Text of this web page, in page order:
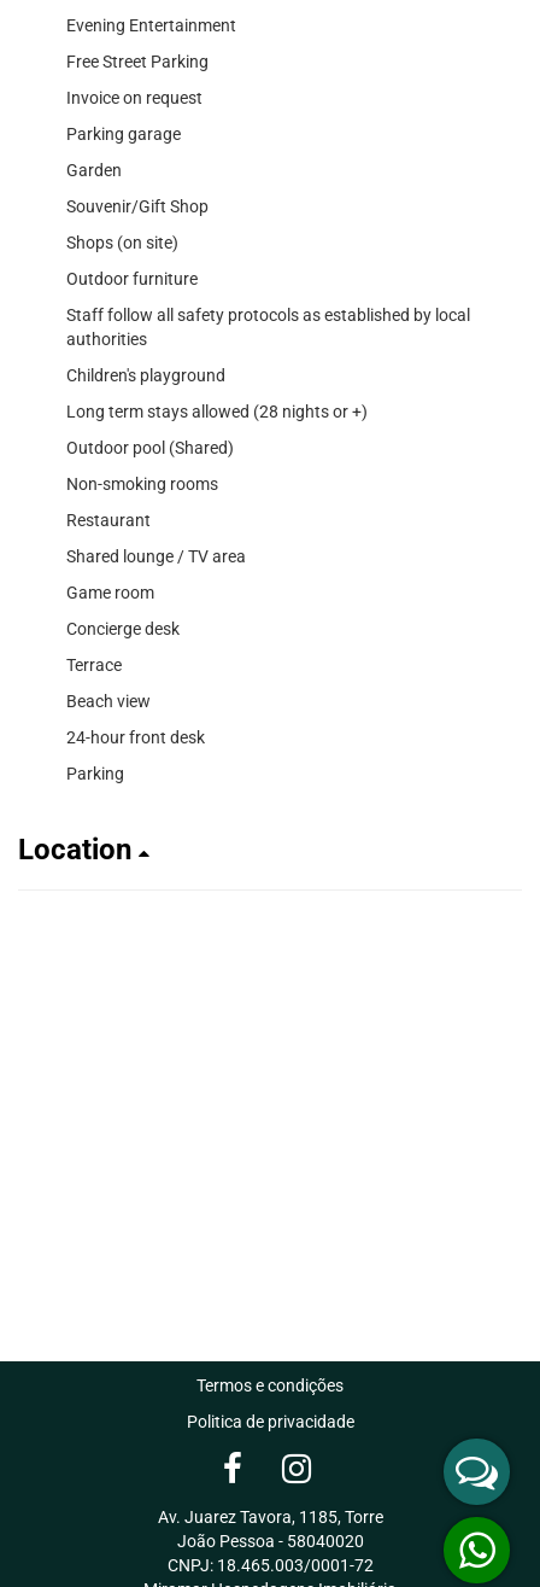
Evening Entertainment
Free Street Parking
Invoice on request
Parking garage
Garden
Souvenir/Gift Shop
Shops (on site)
Outdoor furniture
Staff follow all safety protocols as established by local
authorities
Children's playground
Long term stays allowed (28 nights or +)
Outdoor pool (Shared)
Non-smoking rooms
Restaurant
Shared lounge / TV area
Game room
Concierge desk
Terrace
Beach view
24-hour front desk
Parking
Location
Termos e condições
Politica de privacidade
Av. Juarez Tavora, 1185, Torre
João Pessoa - 58040020
CNPJ: 18.465.003/0001-72